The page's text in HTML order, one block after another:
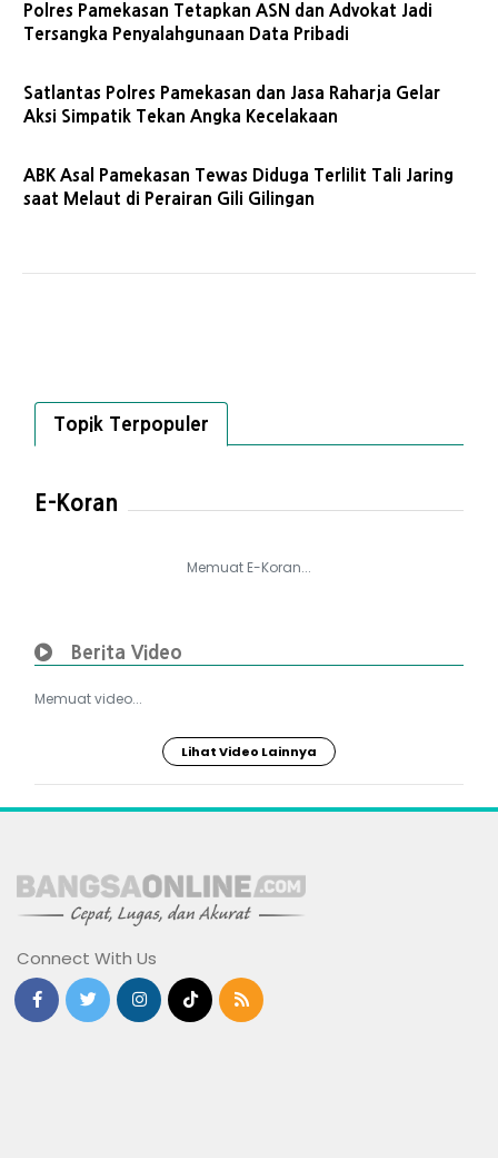
Polres Pamekasan Tetapkan ASN dan Advokat Jadi
Tersangka Penyalahgunaan Data Pribadi
Satlantas Polres Pamekasan dan Jasa Raharja Gelar
Aksi Simpatik Tekan Angka Kecelakaan
ABK Asal Pamekasan Tewas Diduga Terlilit Tali Jaring
saat Melaut di Perairan Gili Gilingan
Topik Terpopuler
E-Koran
Memuat E-Koran...
Berita Video
Memuat video...
Lihat Video Lainnya
Connect With Us